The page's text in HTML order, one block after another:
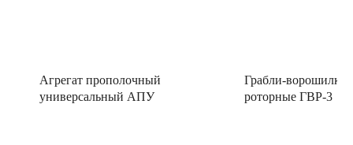
Агрегат прополочный
универсальный АПУ
Грабли-ворошилки
роторные ГВР-3